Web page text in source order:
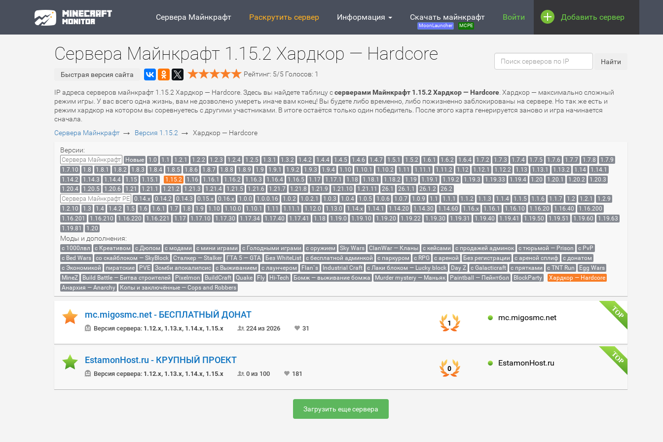
Сервера Майнкрафт Раскрутить сервер Информация Скачать майнкрафт
MoonLauncher MCPE
Войти Добавить сервер
Сервера Майнкрафт 1.15.2 Хардкор — Hardcore
Быстрая версия сайта Рейтинг: 5/5 Голосов: 1
IP адреса серверов майнкрафт 1.15.2 Хардкор — Hardcore. Здесь вы найдете таблицу ссерверами Майнкрафт 1.15.2 Хардкор — Hardcore . Хардкор — максимально сложный
режим игры. У вас всего одна жизнь, вам не дозволено умереть иначе вам конец! Вы будете либо временно, либо пожизненно заблокированы на сервере. Но так же есть и
режим хардкор на котором вы соревнуетесь с другими участниками. В итоге остаётся только один победитель. После этого карта генерируется заново и игра начинается
сначала.
Сервера Майнкрафт → Версия 1.15.2 → Хардкор — Hardcore
Версии:
Сервера Майнкрафт Новые 1.0 1.1 1.2.1 1.2.2 1.2.3 1.2.4 1.2.5 1.3.1 1.3.2 1.4.2 1.4.4 1.4.5 1.4.6 1.4.7 1.5.1 1.5.2 1.6.1 1.6.2 1.6.4 1.7.2 1.7.3 1.7.4 1.7.5 1.7.6 1.7.7 1.7.8
1.7.9
1.7.10
1.8 1.8.1 1.8.2 1.8.3 1.8.4 1.8.5 1.8.6 1.8.7 1.8.8 1.8.9 1.9 1.9.1 1.9.2 1.9.3 1.9.4 1.10 1.10.1 1.10.2 1.11 1.11.1 1.11.2 1.12 1.12.1 1.12.2 1.13 1.13.1 1.13.2 1.14
1.14.1
1.14.2
1.14.3 1.14.4 1.15 1.15.1 1.15.2 1.16 1.16.1 1.16.2 1.16.3 1.16.4 1.16.5 1.17 1.17.1 1.18 1.18.1 1.18.2 1.19 1.19.1 1.19.2 1.19.3 1.19.33 1.19.4 1.20 1.20.1 1.20.2
1.20.3
1.20.4
1.20.5 1.20.6 1.21 1.21.1 1.21.2 1.21.3 1.21.4 1.21.5 1.21.6 1.21.7 1.21.8 1.21.9 1.21.10 1.21.11 26.1 26.1.1 26.1.2 26.2
Сервера Майнкрафт PE 0.14.x 0.14.2 0.14.3 0.15.x 0.16.x 1.0.0 1.0.0.16 1.0.2 1.0.2.1 1.0.3 1.0.4 1.0.5 1.0.6 1.0.7 1.0.9 1.1 1.1.1 1.1.2 1.1.3 1.1.4 1.1.5 1.1.6 1.1.7 1.2 1.2.1
1.2.9
1.2.10
1.3 1.4 1.4.2 1.5 1.6 1.6.1 1.7 1.8 1.9 1.10 1.10.0 1.10.1 1.11 1.11.1 1.12.0 1.13.0 1.14.x 1.14.1 1.14.20 1.14.30 1.14.60 1.16.x 1.16.1 1.16.10 1.16.20 1.16.40
1.16.200
1.16.201
1.16.210 1.16.220 1.16.221 1.17 1.17.10 1.17.30 1.17.34 1.17.40 1.17.41 1.18 1.19.0 1.19.10 1.19.20 1.19.22 1.19.30 1.19.31 1.19.40 1.19.41 1.19.50 1.19.51 1.19.60
1.19.63
1.19.81
1.20
Моды и дополнения:
с 1000лвл c Креативом с Дюпом с модами с мини играми с Голодными играми с оружием Sky Wars ClanWar — Кланы с кейсами с продажей админок с тюрьмой — Prison
с PvP
с Bed Wars
со скайблоком — SkyBlock Сталкер — Stalker ГТА 5 — GTA Без WhiteList с бесплатной админкой с паркуром с RPG с ареной Без регистрации с ареной сплиф
с донатом
с Экономикой
пиратские PVE Зомби апокалипсис с Выживанием с лаунчером Flan`s Industrial Craft с Лаки блоком — Lucky block Day Z с Galacticraft с прятками с TNT Run
Egg Wars
MineZ
Build Battle — Битва строителей Pixelmon BuildCraft Quake Fly Hi-Tech Бомж — выживание бомжа Murder mystery — Маньяк Paintball — Пейнтбол BlockParty
Хардкор — Hardcore
Анархия — Anarchy
Копы и заключённые — Cops and Robbers
mc.migosmc.net - БЕСПЛАТНЫЙ ДОНАТ
Версия сервера: 1.12.x, 1.13.x, 1.14.x, 1.15.x 224 из 2026 31
1
mc.migosmc.net
EstamonHost.ru - КРУПНЫЙ ПРОЕКТ
Версия сервера: 1.12.x, 1.13.x, 1.14.x, 1.15.x 0 из 100 181
0
EstamonHost.ru
Загрузить еще сервера